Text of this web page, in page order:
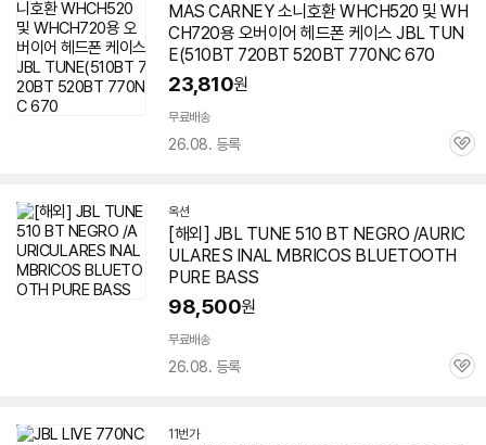
MAS CARNEY 소니호환 WHCH520 및 WH
CH720용 오버이어 헤드폰 케이스 JBL TUN
E(510BT 720BT 520BT 770NC 670
23,810원
무료배송
26.08. 등록
관
옥션
[해외] JBL TUNE 510 BT NEGRO /AURIC
ULARES INAL MBRICOS BLUETOOTH
PURE BASS
98,500원
무료배송
26.08. 등록
관
11번가